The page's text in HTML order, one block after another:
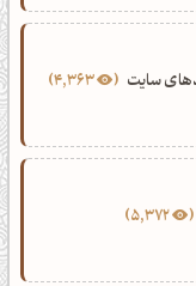
سایت 4,363
5,372